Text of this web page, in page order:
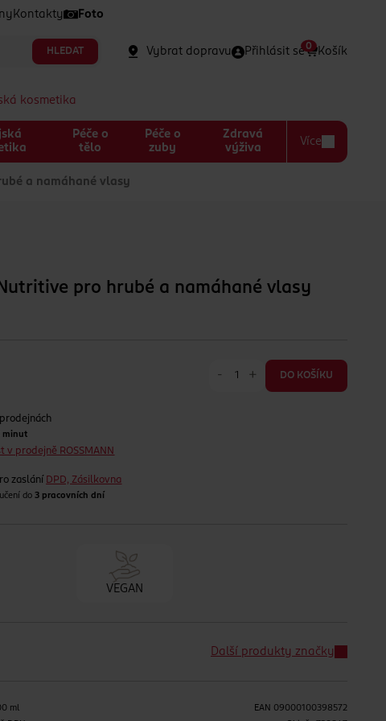
Kontakty Foto
HLEDAT Vybrat dopravu Přihlásit se Košík
0
kosmetika
Péče o
tělo
Péče o
zuby
Zdravá
výživa
Více
a namáhané vlasy
pro hrubé a namáhané vlasy
- + DO KOŠÍKU
minut
v prodejně ROSSMANN
zaslání DPD, Zásilkovna
do 3 pracovních dní
VEGAN
Další produkty značky
ml
EAN 09000100398572